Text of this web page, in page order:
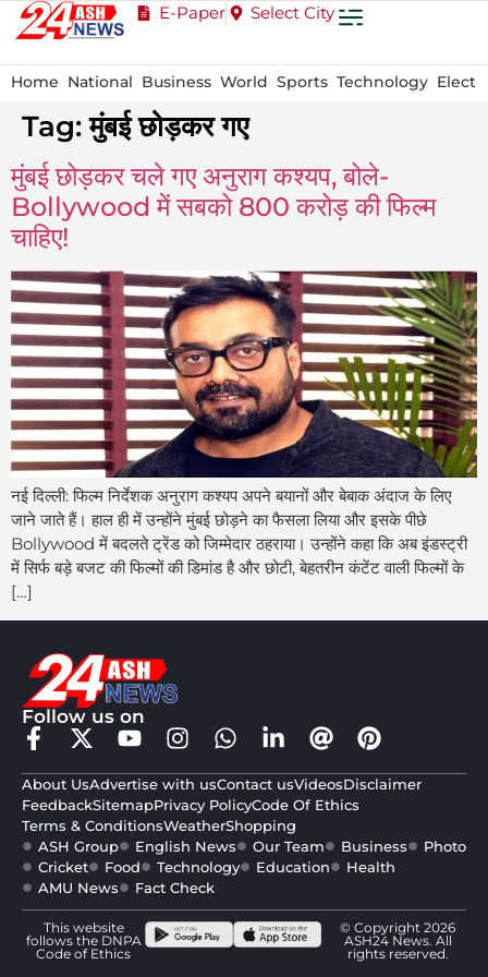
E-Paper Select City
Home National Business World Sports Technology
Tag:मुंबई छोड़कर गए
मुंबई छोड़कर चले गए अनुराग कश्यप, बोले-
Bollywood में सबको 800 करोड़ की फिल्म
चाहिए!
नई दिल्ली: फिल्म निर्देशक अनुराग कश्यप अपने बयानों और बेबाक अंदाज के लिए
जाने जाते हैं। हाल ही में उन्होंने मुंबई छोड़ने का फैसला लिया और इसके पीछे
Bollywood में बदलते ट्रेंड को जिम्मेदार ठहराया। उन्होंने कहा कि अब इंडस्ट्री
में सिर्फ बड़े बजट की फिल्मों की डिमांड है और छोटी, बेहतरीन कंटेंट वाली फिल्मों के
[…]
Follow us on
About UsAdvertise with usContact usVideosDisclaimer
FeedbackSitemapPrivacy PolicyCode Of Ethics
Terms & ConditionsWeatherShopping
ASH Group
English News Our Team Business
Photo
Cricket
Food Technology Education
Health
AMU News
Fact Check
This website
follows the DNPA
Code of Ethics
© Copyright 2026
ASH24 News. All
rights reserved.